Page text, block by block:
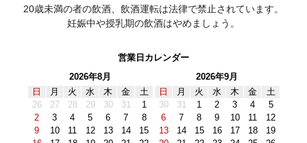
20歳未満の者の飲酒、飲酒運転は法律で禁止されています。
妊娠中や授乳期の飲酒はやめましょう。
営業日カレンダー
2026年8月
日
月 火 水 木 金
土
26
27 28 29 30 31
1
2
3 4 5 6 7
8
9
10 11 12 13 14
15
2026年9月
日
月 火 水 木 金
土
30
31 1 2 3 4
5
6
7 8 9 10 11
12
13
14 15 16 17 18
19